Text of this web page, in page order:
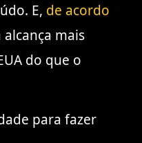
E, de acordo
alcança mais
do que o
para fazer